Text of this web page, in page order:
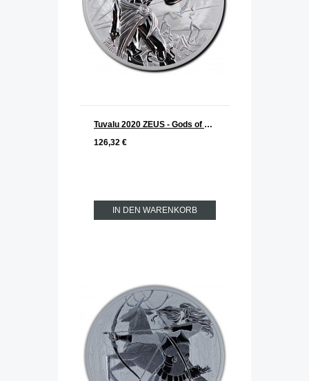
Tuvalu 2020 ZEUS - Gods of Olymp Silber 1 oz
126,32 €
IN DEN WARENKORB